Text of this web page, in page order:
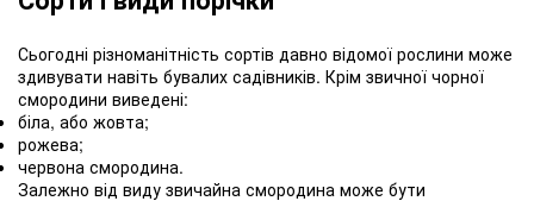
Сьогодні різноманітність сортів давно відомої рослини може
здивувати навіть бувалих садівників. Крім звичної чорної
смородини виведені:
біла, або жовта;
рожева;
червона смородина.
Залежно від виду звичайна смородина може бути